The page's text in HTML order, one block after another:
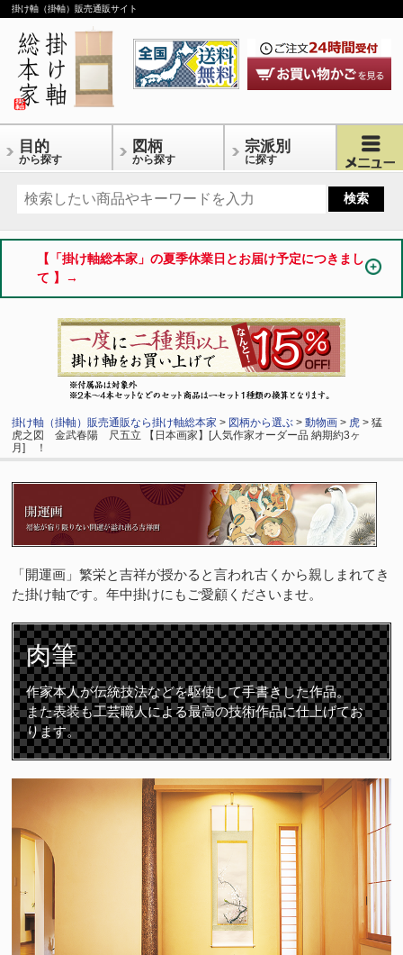
掛け軸（掛軸）販売通販サイト
目的
から探す
図柄
から探す
宗派別
に探す
【「掛け軸総本家」の夏季休業日とお届け予定につきまし
て 】→
掛け軸（掛軸）販売通販なら掛け軸総本家 > 図柄から選ぶ >動物画 > 虎 > 猛
虎之図 金武春陽 尺五立 【日本画家】[人気作家オーダー品 納期約3ヶ
月] ！
「開運画」繁栄と吉祥が授かると言われ古くから親しまれてき
た掛け軸です。年中掛けにもご愛顧くださいませ。
肉筆
作家本人が伝統技法などを駆使して手書きした作品。
また表装も工芸職人による最高の技術作品に仕上げてお
ります。